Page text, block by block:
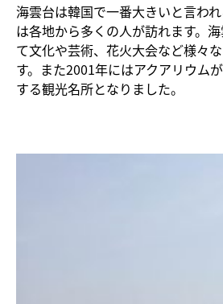
海雲台は韓国で一番大きいと言わ
は各地から多くの人が訪れます。
て文化や芸術、花火大会など様々
す。また2001年にはアクアリウム
する観光名所となりました。